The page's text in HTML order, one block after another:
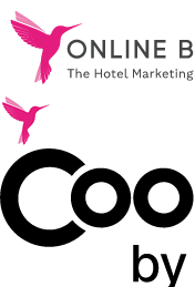
Serviços
Referências